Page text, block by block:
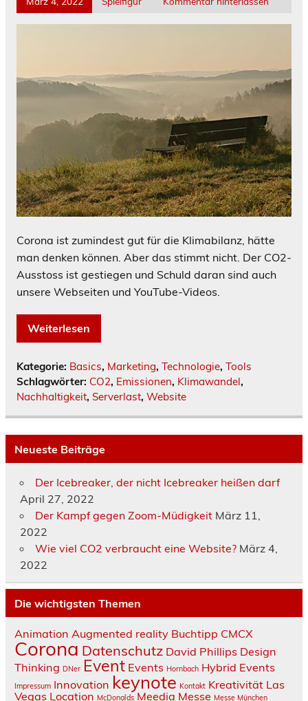
Corona ist zumindest gut für die Klimabilanz, hätte
man denken können. Aber das stimmt nicht. Der CO2-
Ausstoss ist gestiegen und Schuld daran sind auch
unsere Webseiten und YouTube-Videos.
Weiterlesen
Kategorie: Basics, Marketing, Technologie, Tools
Schlagwörter: CO2, Emissionen, Klimawandel,
Nachhaltigkeit, Serverlast, Website
Neueste Beiträge
Der Icebreaker, der nicht Icebreaker heißen darf
April 27, 2022
Der Kampf gegen Zoom-Müdigkeit März 11,
2022
Wie viel CO2 verbraucht eine Website? März 4,
2022
Die wichtigsten Themen
Animation Augmented reality Buchtipp CMCX
Corona Datenschutz David Phillips Design
Thinking DNer Event Events Hornbach Hybrid Events
Impressum Innovation keynote Kontakt Kreativität Las
Vegas Location McDonalds Meedia Messe Messe München